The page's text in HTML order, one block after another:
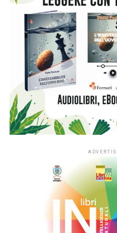
servizi educativi per la
L’apertura nazionale è resa
di Fondazione Cariplo, che
sviluppo di
sperimentale dedicato ai nidi
nelle province di Novara e
territorio di riferimento della
sperimentazione ha coinvolto
nei contesti più fragili di
libri nella quotidianità
si inserisce nella cornice
L’infanzia prima di
benessere dei bambini e
particolare attenzione alle
sociale ed economica,
individuale e lo sviluppo delle